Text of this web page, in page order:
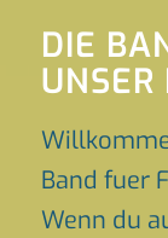
DIE
UNSER
Band fuer
Wenn du